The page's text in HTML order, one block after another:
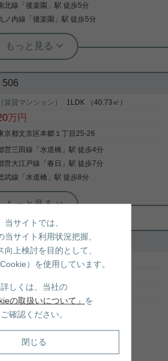
など豊富に揃っており、過ごしやすいお部屋にな
ております。共用部にはエレベータ・敷地内ごみ
き場・バイク置場などが揃っており、とても充実
ています。犯罪を抑制する効果がある防犯カメラ
きの物件です。こちらの物件は閑静な住宅地にあ
ます。お部屋探しも楽しく。文京区や丸ノ内線後
スタッフ上田
金０円★最上階★２面バルコニー
室乾燥機★ペット飼育相談★オー
す！ 小型犬もしくは猫のどちらか2頭までが
に住めます！！ 最上階で２面バルコニーなので
でも安心で、内廊下になっているので建物も入っ
しまえば雨にぬれたり、日差しにあたったりとい
トイレも別！ クローゼットと収納が別であるの
、洋服・日用品等の収納に重宝します！ ペットと
緒に生活したい方におすすめです！！ 気になる点
】へお問い合わせください！お待ちしておりま
。
北線 「後楽園 」駅 徒歩5分
ノ内線 「後楽園 」駅 徒歩5分
タッフ篠笥
後楽園・春日駅から徒歩５分！！4路線
このお家賃は魅力的！！なお部屋をご紹介しま
で明るい室内は全室フローリング♪ バ
イレ別です！ 洗濯機置場も室内！バルコニーに
濯物が干せます！ 空き予定のお部屋です。 ご興
詳細を見る
506
［賃貸マンション］ 1LDK （40.73㎡）
万円
京都文京区本郷１丁目25-26
営三田線 「水道橋 」駅 徒歩4分
営大江戸線 「春日 」駅 徒歩7分
武線 「水道橋 」駅 徒歩8分
宮﨑由実
ごみ置き場
地内ごみ置き場やエレベーター2基など、充実し
設備。 バルコニーは広々としており、開放感のあ
空間です。 閑静な住宅街に位置し、落ち着いた住
い。
賃貸マンション］ 1LDK （35.00㎡）
東京都文京区小石川２丁目
」駅 徒歩3分
スタッフ大久
当サイトでは、
当サイト利用状況把握、
向上検討を目的として、
）を使用しています。
詳しくは、当社の
の取扱いについて」 を
ご確認ください。
閉じる